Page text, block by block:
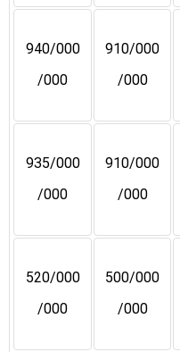
910/000
/000
940/000
/000
910/000
/000
935/000
/000
500/000
/000
520/000
/000